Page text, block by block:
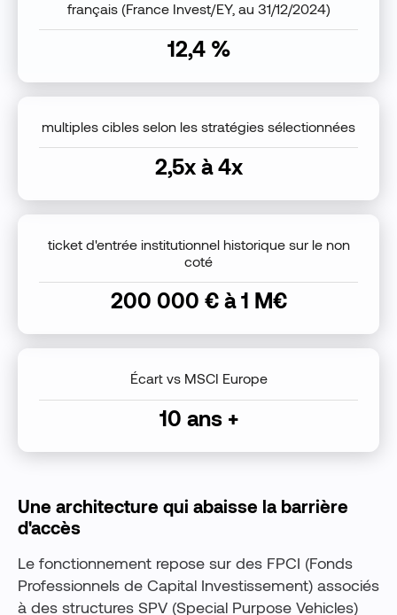
français (France Invest/EY, au 31/12/2024)
12,4 %
multiples cibles selon les stratégies sélectionnées
2,5x à 4x
ticket d'entrée institutionnel historique sur le non
coté
200 000 € à 1 M€
Écart vs MSCI Europe
10 ans +
Une architecture qui abaisse la barrière
d'accès
Le fonctionnement repose sur des FPCI (Fonds
Professionnels de Capital Investissement) associés
à des structures SPV (Special Purpose Vehicles)